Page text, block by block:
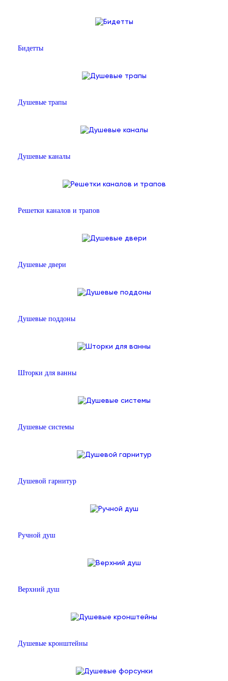
Бидетты
Душевые трапы
Душевые каналы
Решетки каналов и трапов
Душевые двери
Душевые поддоны
Шторки для ванны
Душевые системы
Душевой гарнитур
Ручной душ
Верхний душ
Душевые кронштейны